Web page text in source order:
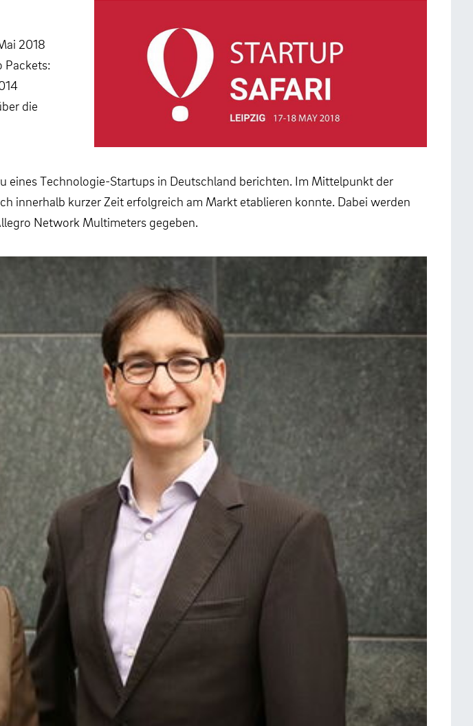
2018
Packets:
die
eines Technologie-Startups in Deutschland berichten. Im Mittelpunkt der
innerhalb kurzer Zeit erfolgreich am Markt etablieren konnte. Dabei werden
Network Multimeters gegeben.